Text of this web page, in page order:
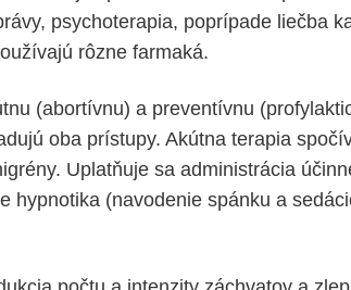
psychoterapia, poprípade liečba
rôzne farmaká.
(abortívnu) a preventívnu
oba prístupy. Akútna terapia
Uplatňuje sa administrácia
hypnotika (navodenie spánku a